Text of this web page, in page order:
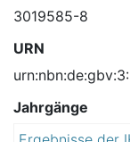
3019585-8
URN
Jahrgänge